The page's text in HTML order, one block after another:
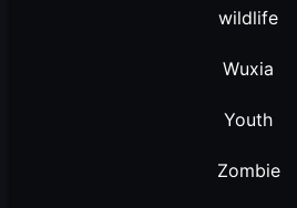
wildlife
Wuxia
Youth
Zombie